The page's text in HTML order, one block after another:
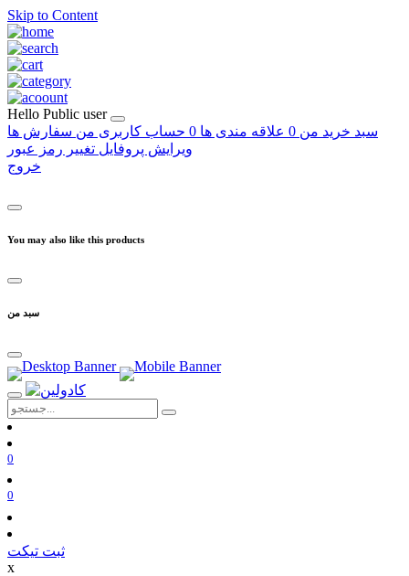
Skip to Content
Hello Public user
سبد خرید من 0 علاقه مندی ها 0 حساب کاربری من سفارش ها
ویرایش پروفایل تغییر رمز عبور
خروج
You may also like this products
سبد من
0
0
ثبت تیکت
x